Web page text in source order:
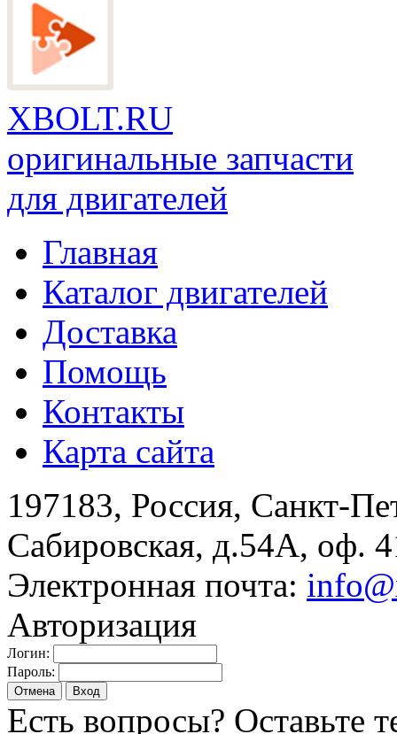
XBOLT.RU
оригинальные запчасти
для двигателей
Главная
Каталог двигателей
Доставка
Помощь
Контакты
Карта сайта
197183, Россия, Санкт-
Сабировская, д.54А, оф.
Электронная почта:
Авторизация
Логин:
Пароль:
Отмена Вход
Есть вопросы? Оставьте